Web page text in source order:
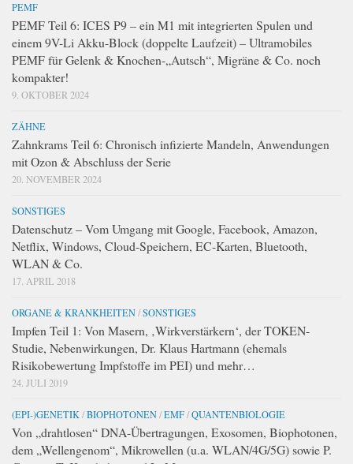
PEMF
PEMF Teil 6: ICES P9 – ein M1 mit integrierten Spulen und
einem 9V-Li Akku-Block (doppelte Laufzeit) – Ultramobiles
PEMF für Gelenk & Knochen-„Autsch“, Migräne & Co. noch
kompakter!
9. OKTOBER 2024
ZÄHNE
Zahnkrams Teil 6: Chronisch infizierte Mandeln, Anwendungen
mit Ozon & Abschluss der Serie
20. NOVEMBER 2024
SONSTIGES
Datenschutz – Vom Umgang mit Google, Facebook, Amazon,
Netflix, Windows, Cloud-Speichern, EC-Karten, Bluetooth,
WLAN & Co.
17. APRIL 2018
ORGANE & KRANKHEITEN/SONSTIGES
Impfen Teil 1: Von Masern, ‚Wirkverstärkern‘, der TOKEN-
Studie, Nebenwirkungen, Dr. Klaus Hartmann (ehemals
Risikobewertung Impfstoffe im PEI) und mehr…
24. JULI 2019
(EPI-)GENETIK /BIOPHOTONEN/EMF/QUANTENBIOLOGIE
Von „drahtlosen“ DNA-Übertragungen, Exosomen, Biophotonen,
dem „Wellengenom“, Mikrowellen (u.a. WLAN/4G/5G) sowie P.